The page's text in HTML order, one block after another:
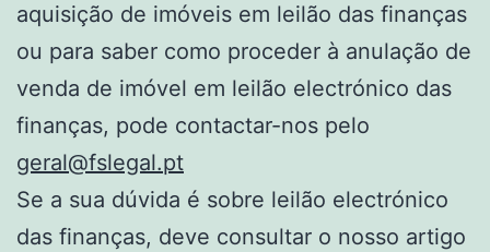
aquisição de imóveis em leilão das finanças
ou para saber como proceder à anulação de
venda de imóvel em leilão electrónico das
finanças, pode contactar-nos pelo
geral@fslegal.pt
Se a sua dúvida é sobre leilão electrónico
das finanças, deve consultar o nosso artigo